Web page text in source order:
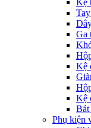
Kệ
Ga
Kệ
Kệ
Bát
Phụ kiện